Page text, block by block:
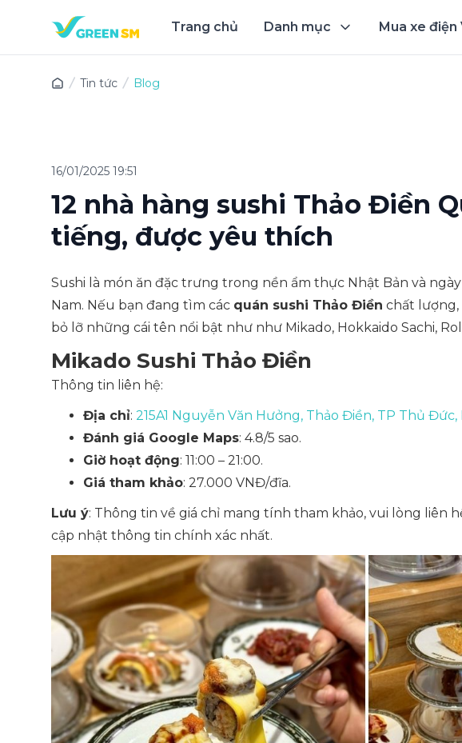
Trang chủ Danh mục Mua xe điện
Tin tức Blog
16/01/2025 19:51
12 nhà hàng sushi Thảo Điền
tiếng, được yêu thích
Sushi là món ăn đặc trưng trong nền ẩm thực Nhật Bản và
Nam. Nếu bạn đang tìm các quán sushi Thảo Điền chất
bỏ lỡ những cái tên nổi bật như như Mikado, Hokkaido Sachi,
Mikado Sushi Thảo Điền
Thông tin liên hệ:
Địa chỉ: 215A1 Nguyễn Văn Hưởng, Thảo Điền, TP Thủ Đức,
Đánh giá Google Maps: 4.8/5 sao.
Giờ hoạt động: 11:00 – 21:00.
Giá tham khảo: 27.000 VNĐ/đĩa.
Lưu ý: Thông tin về giá chỉ mang tính tham khảo, vui lòng liên
cập nhật thông tin chính xác nhất.